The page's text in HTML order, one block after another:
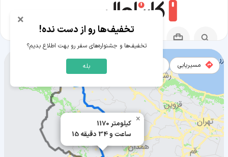
1170 کیلومتر
15 ساعت و 34 دقیقه
×
مسیریابی
مسیر آغاجاری به ارومیه
× تخفیف‌ها رو از دست نده!
تخفیف‌ها و جشنواره‌های سفر رو بهت اطلاع بدیم؟
بله